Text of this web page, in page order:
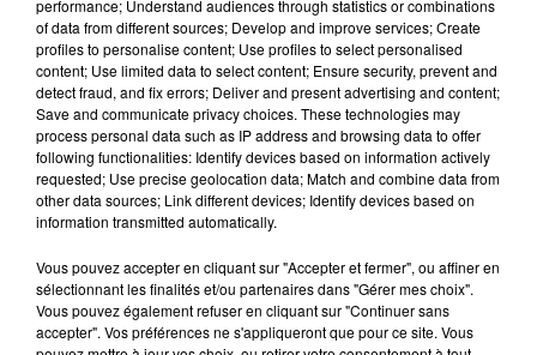
/
FILS D'ACTUS
performance; Understand audiences through statistics or combinations
of data from different sources; Develop and improve services; Create
profiles to personalise content; Use profiles to select personalised
content; Use limited data to select content; Ensure security, prevent and
detect fraud, and fix errors; Deliver and present advertising and content;
Save and communicate privacy choices. These technologies may
process personal data such as IP address and browsing data to offer
following functionalities: Identify devices based on information actively
requested; Use precise geolocation data; Match and combine data from
other data sources; Link different devices; Identify devices based on
information transmitted automatically.
Vous pouvez accepter en cliquant sur "Accepter et fermer", ou affiner en
sélectionnant les finalités et/ou partenaires dans "Gérer mes choix".
Vous pouvez également refuser en cliquant sur "Continuer sans
accepter". Vos préférences ne s'appliqueront que pour ce site. Vous